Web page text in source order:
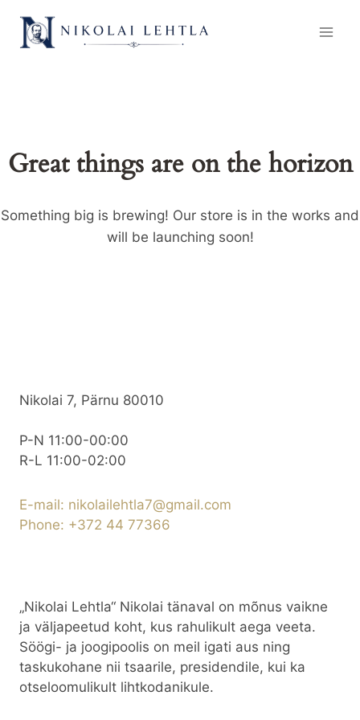
content
Great things are on the horizon
Something big is brewing! Our store is in the works and
will be launching soon!
Nikolai 7, Pärnu 80010
P-N 11:00-00:00
R-L 11:00-02:00
E-mail: nikolailehtla7@gmail.com
Phone: +372 44 77366
„Nikolai Lehtla“ Nikolai tänaval on mõnus vaikne
ja väljapeetud koht, kus rahulikult aega veeta.
Söögi- ja joogipoolis on meil igati aus ning
taskukohane nii tsaarile, presidendile, kui ka
otseloomulikult lihtkodanikule.